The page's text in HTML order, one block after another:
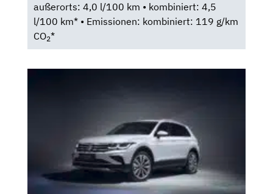
außerorts: 4,0 l/100 km • kombiniert: 4,5
l/100 km* • Emissionen: kombiniert: 119 g/km
CO2*